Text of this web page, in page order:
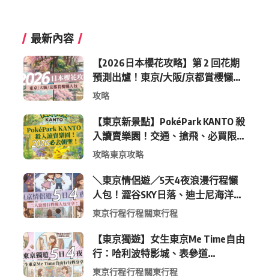
最新內容
【2026日本櫻花攻略】第 2 回花期
預測出爐！東京/大阪/京都賞櫻懶人
包 (附最新時間表)
攻略
【東京新景點】PokéPark KANTO 殺
入讀賣樂園！交通、搶飛、必買限
定周邊全攻略
攻略東京攻略
＼東京情侶遊／5天4夜浪漫行程懶
人包！澀谷SKY日落、迪士尼海洋、
中目黑高質感咖啡廳全收錄
東京行程行程關東行程
【東京獨遊】女生東京Me Time自由
行：哈利波特影城、表參道
Shopping 與下北澤尋寶5日4夜慢活
東京行程行程關東行程